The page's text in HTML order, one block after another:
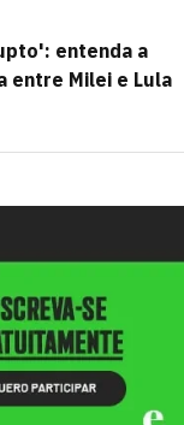
entenda a
entre Milei e Lula